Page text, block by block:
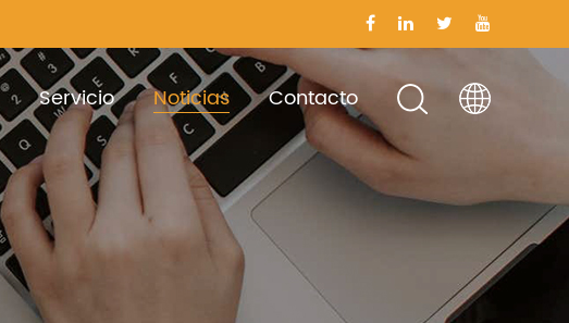
Servicio Noticias Contacto